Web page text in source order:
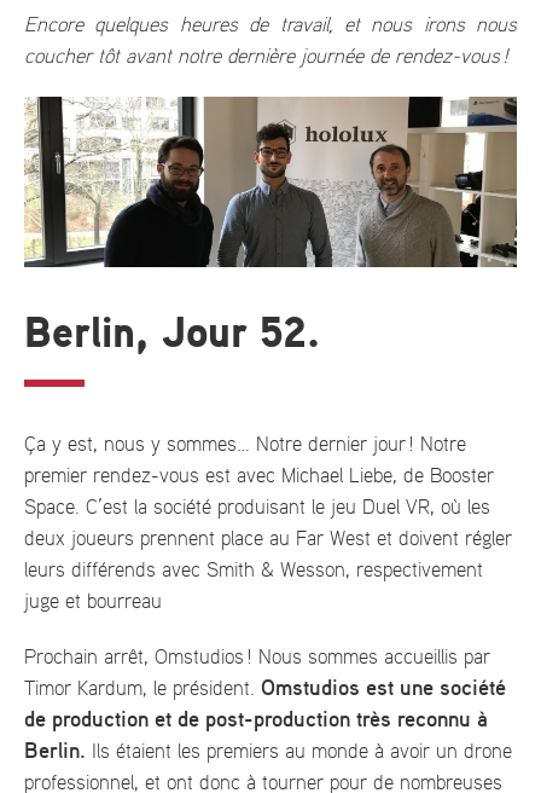
Encore quelques heures de travail, et nous irons nous
coucher tôt avant notre dernière journée de rendez-vous !
Berlin, Jour 52.
Ça y est, nous y sommes… Notre dernier jour ! Notre
premier rendez-vous est avec Michael Liebe, de Booster
Space. C’est la société produisant le jeu Duel VR, où les
deux joueurs prennent place au Far West et doivent régler
leurs différends avec Smith & Wesson, respectivement
juge et bourreau
Prochain arrêt, Omstudios ! Nous sommes accueillis par
Timor Kardum, le président. Omstudios est une société
de production et de post-production très reconnu à
Berlin. Ils étaient les premiers au monde à avoir un drone
professionnel, et ont donc à tourner pour de nombreuses